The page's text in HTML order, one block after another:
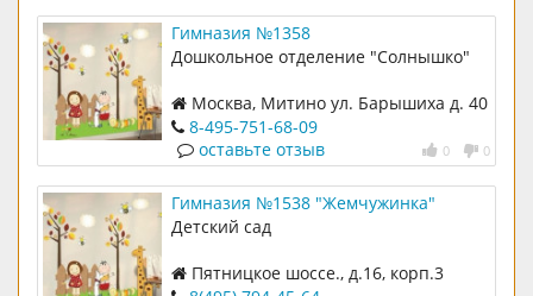
Гимназия №1358
Дошкольное отделение "Солнышко"
Москва, Митино ул. Барышиха д. 40
к. 28-495-751-68-09
0 0
оставьте отзыв
Гимназия №1538 "Жемчужинка"
(бывш. ДОУ № 2380)
Детский сад
Пятницкое шоссе., д.16, корп.3